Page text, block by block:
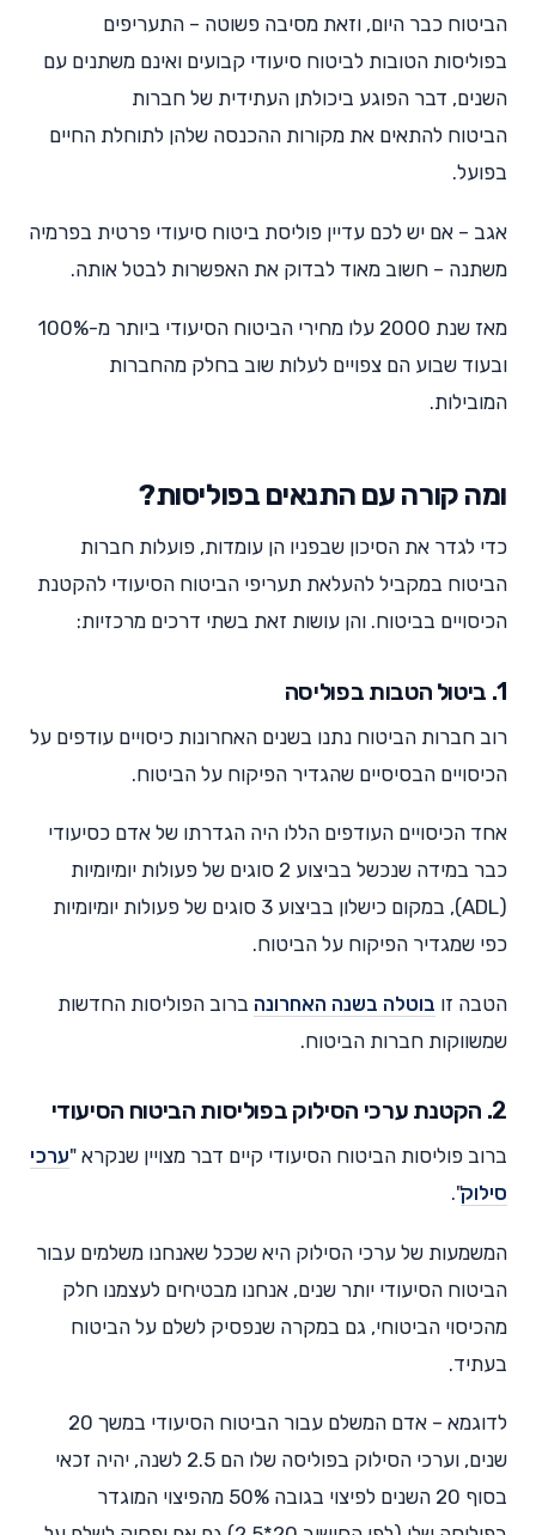
הביטוח כבר היום, וזאת מסיבה פשוטה – התעריפים
בפוליסות הטובות לביטוח סיעודי קבועים ואינם משתנים עם
השנים, דבר הפוגע ביכולתן העתידית של חברות
הביטוח להתאים את מקורות ההכנסה שלהן לתוחלת החיים
בפועל.
אגב – אם יש לכם עדיין פוליסת ביטוח סיעודי פרטית בפרמיה
משתנה – חשוב מאוד לבדוק את האפשרות לבטל אותה.
מאז שנת 2000 עלו מחירי הביטוח הסיעודי ביותר מ-100%
ובעוד שבוע הם צפויים לעלות שוב בחלק מהחברות
המובילות.
ומה קורה עם התנאים בפוליסות?
כדי לגדר את הסיכון שבפניו הן עומדות, פועלות חברות
הביטוח במקביל להעלאת תעריפי הביטוח הסיעודי להקטנת
הכיסויים בביטוח. והן עושות זאת בשתי דרכים מרכזיות:
1. ביטול הטבות בפוליסה
רוב חברות הביטוח נתנו בשנים האחרונות כיסויים עודפים על
הכיסויים הבסיסיים שהגדיר הפיקוח על הביטוח.
אחד הכיסויים העודפים הללו היה הגדרתו של אדם כסיעודי
כבר במידה שנכשל בביצוע 2 סוגים של פעולות יומיומיות
(ADL), במקום כישלון בביצוע 3 סוגים של פעולות יומיומיות
כפי שמגדיר הפיקוח על הביטוח.
הטבה זו בוטלה בשנה האחרונה ברוב הפוליסות החדשות
שמשווקות חברות הביטוח.
2. הקטנת ערכי הסילוק בפוליסות הביטוח הסיעודי
ברוב פוליסות הביטוח הסיעודי קיים דבר מצויין שנקרא "ערכי
סילוק".
המשמעות של ערכי הסילוק היא שככל שאנחנו משלמים עבור
הביטוח הסיעודי יותר שנים, אנחנו מבטיחים לעצמנו חלק
מהכיסוי הביטוחי, גם במקרה שנפסיק לשלם על הביטוח
בעתיד.
לדוגמא – אדם המשלם עבור הביטוח הסיעודי במשך 20
שנים, וערכי הסילוק בפוליסה שלו הם 2.5 לשנה, יהיה זכאי
בסוף 20 השנים לפיצוי בגובה 50% מהפיצוי המוגדר